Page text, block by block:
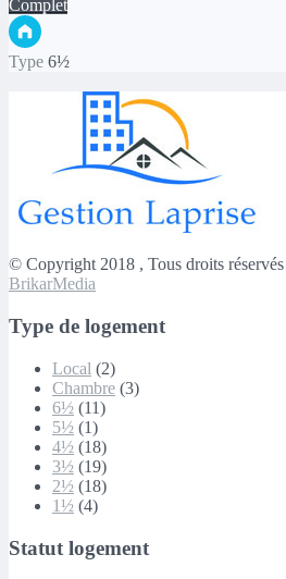
Complet
Type 6½
© Copyright 2018 , Tous droits réservés
BrikarMedia
Type de logement
Local (2)
Chambre (3)
6½ (11)
5½ (1)
4½ (18)
3½ (19)
2½ (18)
1½ (4)
Statut logement